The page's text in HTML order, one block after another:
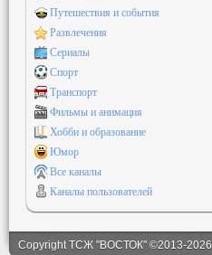
Путешествия и события
Развлечения
Сериалы
Спорт
Транспорт
Фильмы и анимация
Хобби и образование
Юмор
Все каналы
Каналы пользователей
Copyright ТСЖ "ВОСТОК" ©2013-2026